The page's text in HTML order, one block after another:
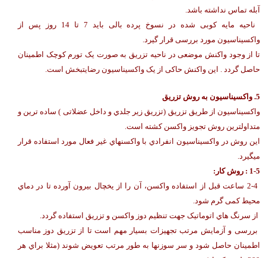
آبله تماس نداشته باشد.
ناحیه مایه کوبی شده در نسوخ پرده بالی باید 7 تا 14 روز پس از
واکسیناسیون مورد بررسی قرار گیرد.
تا از وجود واکنش موضعی در ناحیه تزریق به صورت یک تورم کوچک اطمینان
حاصل گردد . این واکنش حاکی از یک واکسیناسیون رضایتبخش است.
5. واکسیناسیون به روش تزریق
واکسیناسیون از طریق تزریق (تزریق زیر جلدي و داخل عضلاتی ) ساده ترین و
متداولترین روش تجویز واکسن کشته است.
این روش در واکسیناسیون انفرادي با واکسنهاي غیر فعال مورد استفاده قرار
میگیرد.
1-5 : روش کار:
2-4 ساعت قبل از استفاده واکسن، آن را از یخچال بیرون آورده تا در دماي
محیط کمی گرم شود.
از سرنگ هاي اتوماتیک جهت تنظیم دوز واکسن و تزریق استفاده گردد.
بررسی و آزمایش مرتب تجهیزات بسیار مهم است تا از تزریق دوز مناسب
اطمینان حاصل شود و سر سوزنها به طور مرتب تعویض شوند (مثلا براي هر